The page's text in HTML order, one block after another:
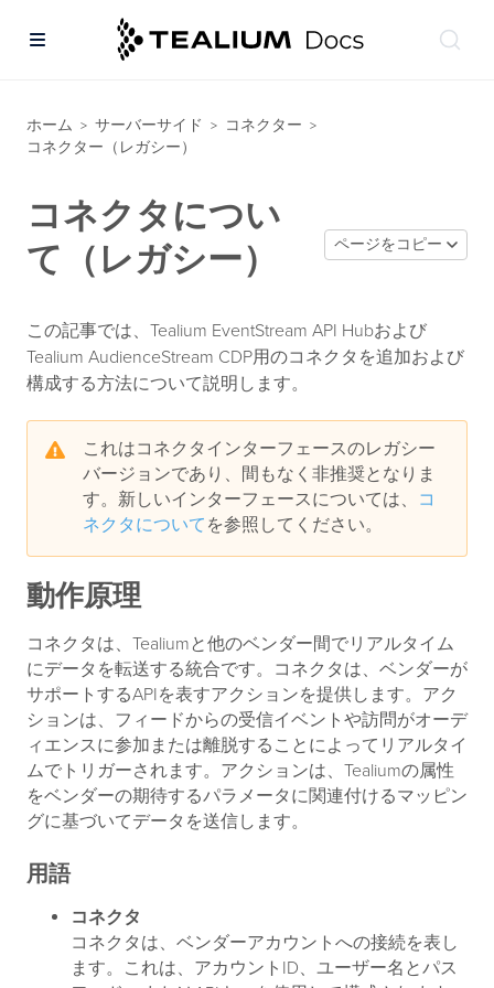
ホーム > サーバーサイド > コネクター >
コネクター（レガシー）
コネクタについ
て（レガシー）
ページをコピー
この記事では、Tealium EventStream API Hubおよび
Tealium AudienceStream CDP用のコネクタを追加および
構成する方法について説明します。
これはコネクタインターフェースのレガシー
バージョンであり、間もなく非推奨となりま
す。新しいインターフェースについては、 コ
ネクタについて を参照してください。
動作原理
コネクタは、Tealiumと他のベンダー間でリアルタイム
にデータを転送する統合です。コネクタは、ベンダーが
サポートするAPIを表すアクションを提供します。アク
ションは、フィードからの受信イベントや訪問がオーデ
ィエンスに参加または離脱することによってリアルタイ
ムでトリガーされます。アクションは、Tealiumの属性
をベンダーの期待するパラメータに関連付けるマッピン
グに基づいてデータを送信します。
用語
コネクタ
コネクタは、ベンダーアカウントへの接続を表し
ます。これは、アカウントID、ユーザー名とパス